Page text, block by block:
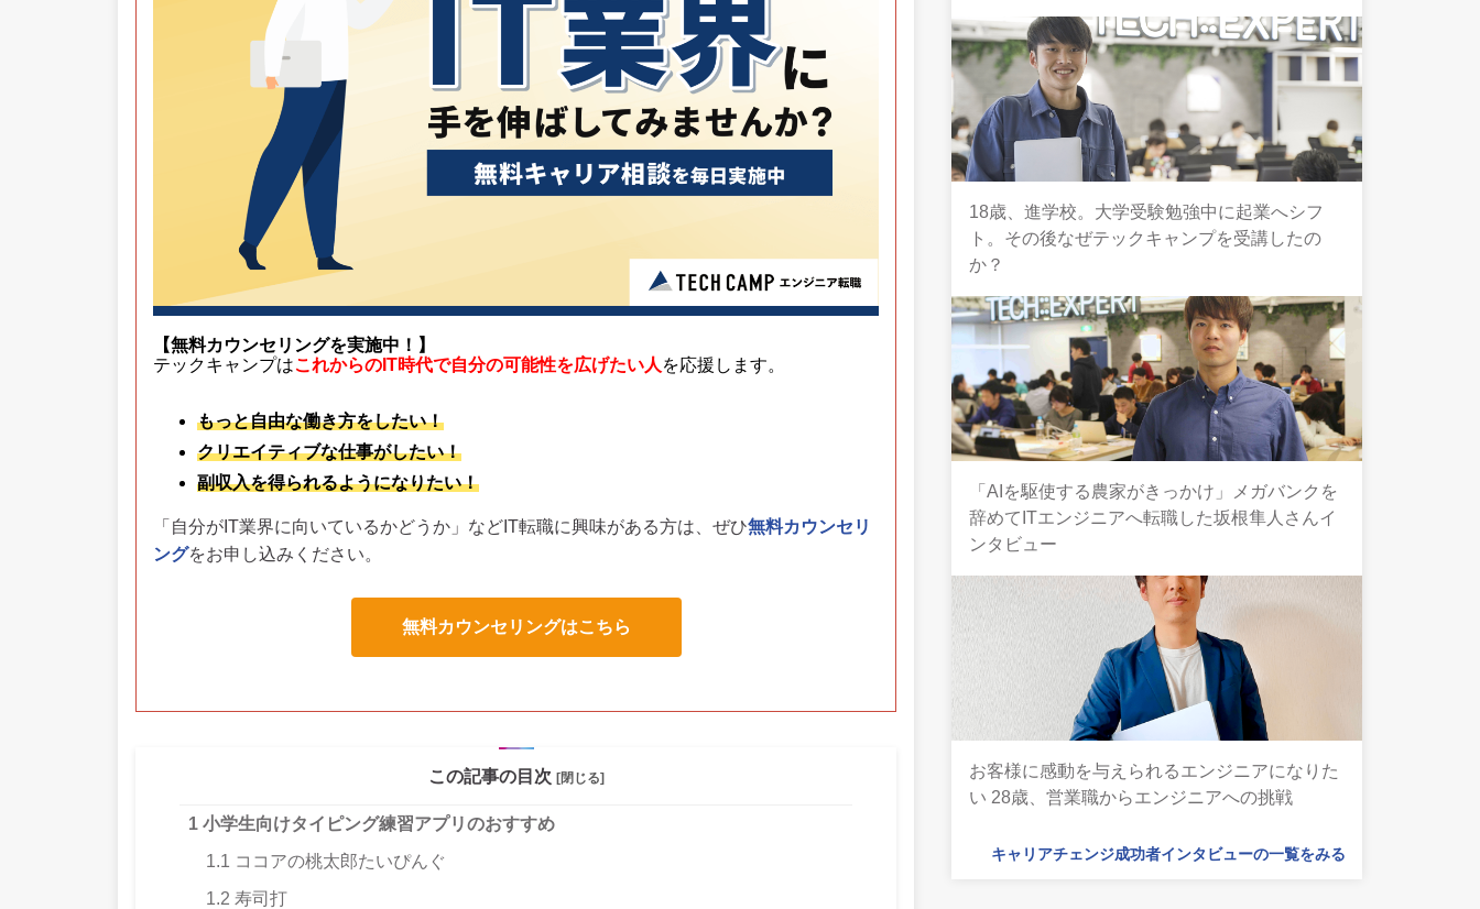
【無料カウンセリングを実施中！】
テックキャンプはこれからのIT時代で自分の可能性を広げたい人を応援します。
もっと自由な働き方をしたい！
クリエイティブな仕事がしたい！
副収入を得られるようになりたい！
「自分がIT業界に向いているかどうか」などIT転職に興味がある方は、 ぜひ無料カウンセリ
ングをお申し込みください。
無料カウンセリングはこちら
この記事の目次 [閉じる]
1 小学生向けタイピング練習アプリのおすすめ
1.1 ココアの桃太郎たいぴんぐ
1.2 寿司打
18歳、進学校。大学受験勉強中に起業へシフ
ト。その後なぜテックキャンプを受講したの
か？
「AIを駆使する農家がきっかけ」メガバンクを
辞めてITエンジニアへ転職した坂根隼人さんイ
ンタビュー
お客様に感動を与えられるエンジニアになりた
い 28歳、営業職からエンジニアへの挑戦
キャリアチェンジ成功者インタビューの一覧をみる